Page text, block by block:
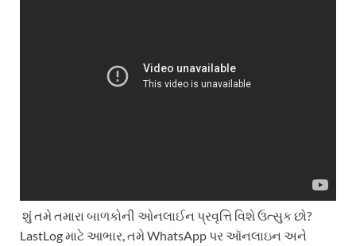
શું તમે તમારા બાળકોની ઓનલાઈન પ્રવૃત્તિ વિશે ઉત્સુક છો?
LastLog માટે આભાર, તમે WhatsApp પર ઑનલાઇન અને